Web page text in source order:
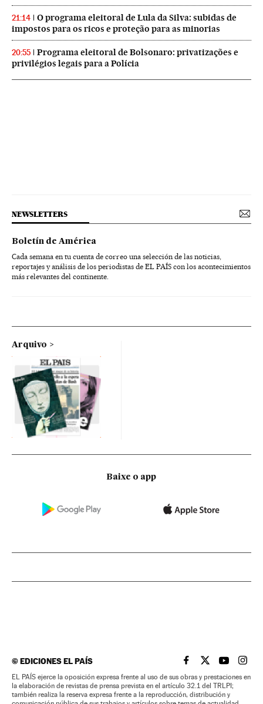
21:14
O programa eleitoral de Lula da Silva: subidas de
impostos para os ricos e proteção para as minorias
20:55
Programa eleitoral de Bolsonaro: privatizações e
privilégios legais para a Polícia
NEWSLETTERS
Boletín de América
Cada semana en tu cuenta de correo una selección de las noticias,
reportajes y análisis de los periodistas de EL PAÍS con los acontecimientos
más relevantes del continente.
Arquivo
Baixe o app
©EDICIONES EL PAÍS EL PAÍS BRASIL EN
EL PAÍSEL PAÍS
EL
EL PAÍS ejerce la oposición expresa frente al uso de sus obras y prestaciones en
la elaboración de revistas de prensa prevista en el artículo 32.1 del TRLPI;
también realiza la reserva expresa frente a la reproducción, distribución y